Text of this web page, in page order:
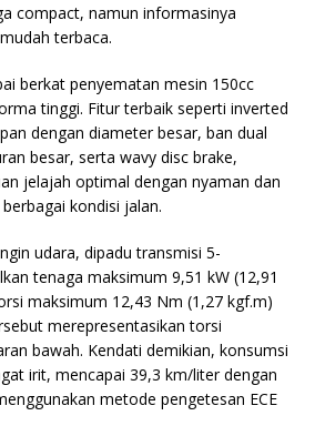
compact, namun informasinya
terbaca.
berkat penyematan mesin 150cc
tinggi. Fitur terbaik seperti inverted
dengan diameter besar, ban dual
besar, serta wavy disc brake,
jelajah optimal dengan nyaman dan
kondisi jalan.
udara, dipadu transmisi 5-
tenaga maksimum 9,51 kW (12,91
maksimum 12,43 Nm (1,27 kgf.m)
merepresentasikan torsi
bawah. Kendati demikian, konsumsi
irit, mencapai 39,3 km/liter dengan
metode pengetesan ECE